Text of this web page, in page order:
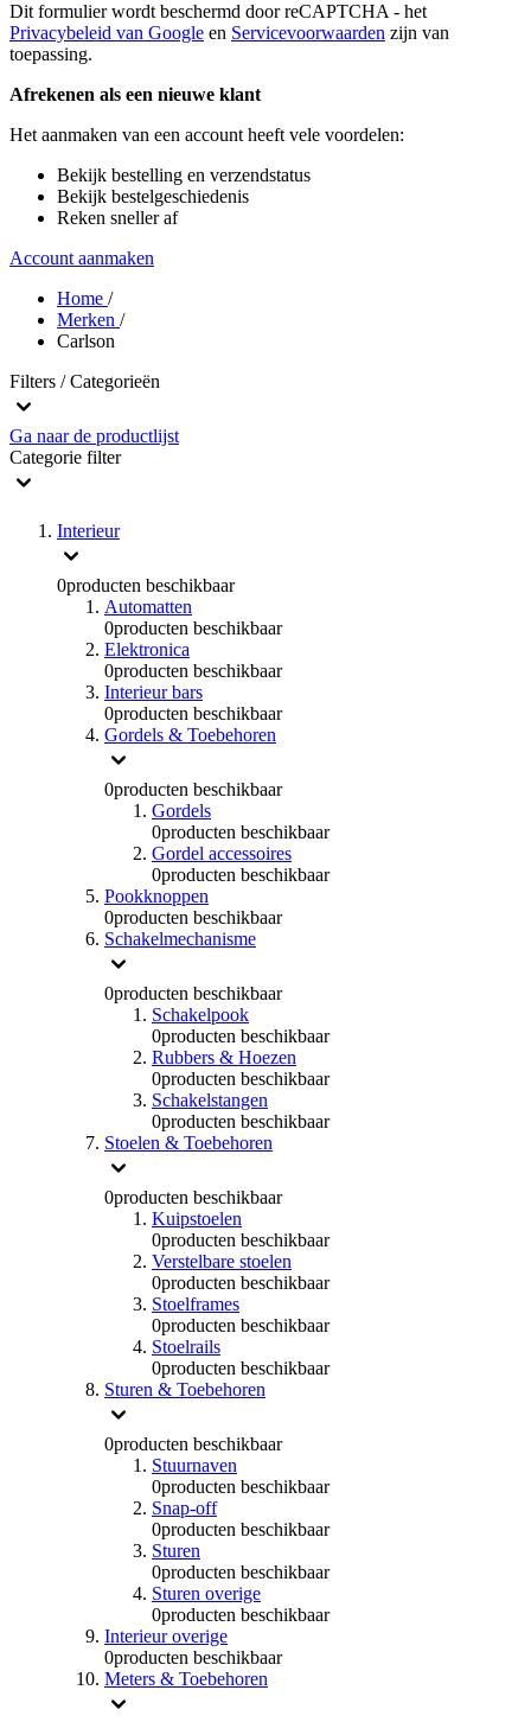
Dit formulier wordt beschermd door reCAPTCHA - het
Privacybeleid van Google en Servicevoorwaarden zijn van
toepassing.
Afrekenen als een nieuwe klant
Het aanmaken van een account heeft vele voordelen:
Bekijk bestelling en verzendstatus
Bekijk bestelgeschiedenis
Reken sneller af
Account aanmaken
Home /
Merken /
Carlson
Filters / Categorieën
Ga naar de productlijst
Categorie filter
Interieur
0producten beschikbaar
Automatten
0producten beschikbaar
Elektronica
0producten beschikbaar
Interieur bars
0producten beschikbaar
Gordels & Toebehoren
0producten beschikbaar
Gordels
0producten beschikbaar
Gordel accessoires
0producten beschikbaar
Pookknoppen
0producten beschikbaar
Schakelmechanisme
0producten beschikbaar
Schakelpook
0producten beschikbaar
Rubbers & Hoezen
0producten beschikbaar
Schakelstangen
0producten beschikbaar
Stoelen & Toebehoren
0producten beschikbaar
Kuipstoelen
0producten beschikbaar
Verstelbare stoelen
0producten beschikbaar
Stoelframes
0producten beschikbaar
Stoelrails
0producten beschikbaar
Sturen & Toebehoren
0producten beschikbaar
Stuurnaven
0producten beschikbaar
Snap-off
0producten beschikbaar
Sturen
0producten beschikbaar
Sturen overige
0producten beschikbaar
Interieur overige
0producten beschikbaar
Meters & Toebehoren